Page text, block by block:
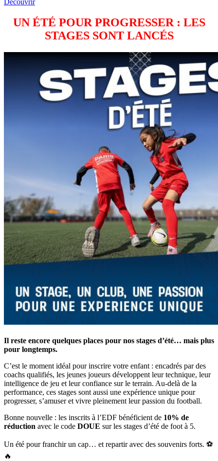
Découvrir
UN ÉTÉ POUR PROGRESSER : LES
STAGES SONT LANCÉS
Il reste encore quelques places pour nos stages d’été… mais plus
pour longtemps.
C’est le moment idéal pour inscrire votre enfant : encadrés par des
coachs qualifiés, les jeunes joueurs développent leur technique, leur
intelligence de jeu et leur confiance sur le terrain. Au-delà de la
performance, ces stages sont aussi une expérience unique pour
progresser, s’amuser et vivre pleinement leur passion du football.
Bonne nouvelle : les inscrits à l’EDF bénéficient de 10% de
réduction avec le code DOUE sur les stages d’été de foot à 5.
Un été pour franchir un cap… et repartir avec des souvenirs forts. ⚽
🔥